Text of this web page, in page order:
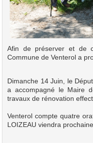
Afin de préserver et de
Commune de Venterol a
Dimanche 14 Juin, le
a accompagné le Maire
travaux de rénovation
Venterol compte quatre
LOIZEAU viendra